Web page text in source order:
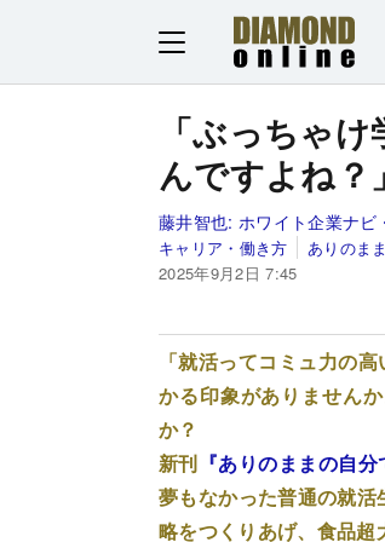
「ぶっちゃ
んですよね？
藤井智也: ホワイト企業ナビ
キャリア・働き方
ありのま
2025年9月2日 7:45
「就活ってコミュ力の
かる印象がありません
か？
新刊 『ありのままの自
夢もなかった普通の就
略をつくりあげ、食品超